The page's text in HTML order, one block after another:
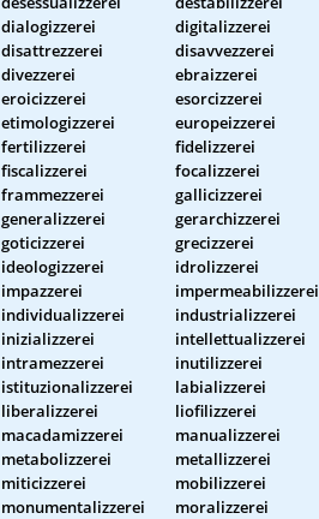
dialogizzerei
digitalizzerei
disattrezzerei
disavvezzerei
divezzerei
ebraizzerei
eroicizzerei
esorcizzerei
etimologizzerei
europeizzerei
fertilizzerei
fidelizzerei
fiscalizzerei
focalizzerei
frammezzerei
gallicizzerei
generalizzerei
gerarchizzerei
goticizzerei
grecizzerei
ideologizzerei
idrolizzerei
impazzerei
impermeabilizzerei
individualizzerei
industrializzerei
inizializzerei
intellettualizzerei
intramezzerei
inutilizzerei
istituzionalizzerei
labializzerei
liberalizzerei
liofilizzerei
macadamizzerei
manualizzerei
metabolizzerei
metallizzerei
miticizzerei
mobilizzerei
monumentalizzerei
moralizzerei